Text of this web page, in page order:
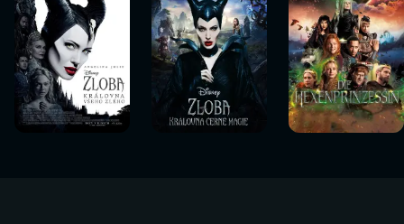
Sledovat
nyní
Sledovat
nyní
Sledovat
nyní
Sledovat
nyní
Sledovat
nyní
Sledovat
nyní